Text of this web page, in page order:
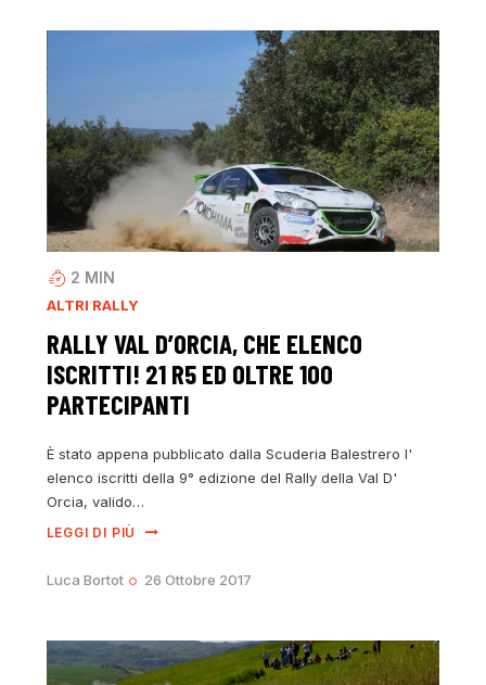
2 MIN
ALTRI RALLY
RALLY VAL D’ORCIA, CHE ELENCO
ISCRITTI! 21 R5 ED OLTRE 100
PARTECIPANTI
È stato appena pubblicato dalla Scuderia Balestrero l'
elenco iscritti della 9° edizione del Rally della Val D'
Orcia, valido…
LEGGI DI PIÙ
Luca Bortot 26 Ottobre 2017